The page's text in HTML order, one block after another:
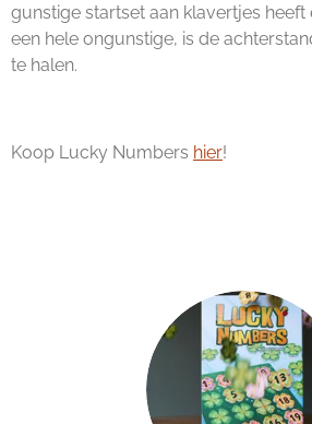
gunstige startset aan klavertjes heeft
een hele ongunstige, is de
te halen.
Koop Lucky Numbers hier!